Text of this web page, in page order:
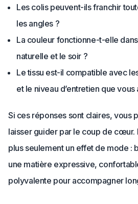
Les colis peuvent-ils franchir
les angles ?
La couleur fonctionne-t-elle
naturelle et le soir ?
Le tissu est-il compatible avec
et le niveau d’entretien que
Si ces réponses sont claires, vous
laisser guider par le coup de cœur.
plus seulement un effet de mode :
une matière expressive,
polyvalente pour accompagner